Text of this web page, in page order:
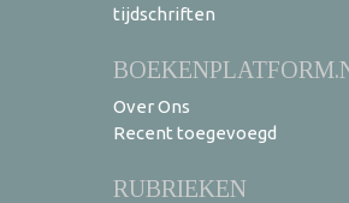
tijdschriften
Over Ons
Recent toegevoegd
RUBRIEKEN